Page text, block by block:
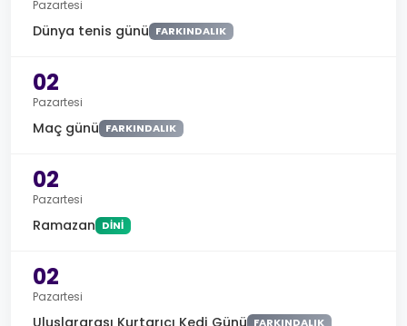
Pazartesi
Dünya tenis günü FARKINDALIK
02
Pazartesi
Maç günü FARKINDALIK
02
Pazartesi
Ramazan DINI
02
Pazartesi
Uluslararası Kurtarıcı Kedi Günü FARKINDALIK